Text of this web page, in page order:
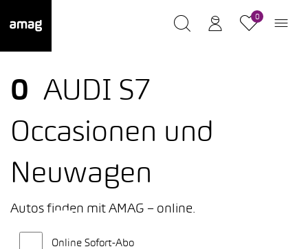
0
0 AUDI S7
Occasionen und
Neuwagen
Autos finden mit AMAG – online.
Online Sofort-Abo